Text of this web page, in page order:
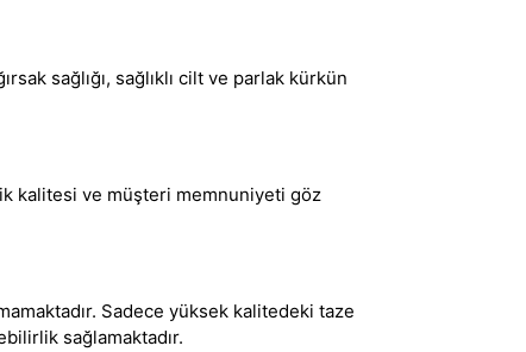
sağlığı, sağlıklı cilt ve parlak kürkün
kalitesi ve müşteri memnuniyeti göz
Sadece yüksek kalitedeki taze
sağlamaktadır.